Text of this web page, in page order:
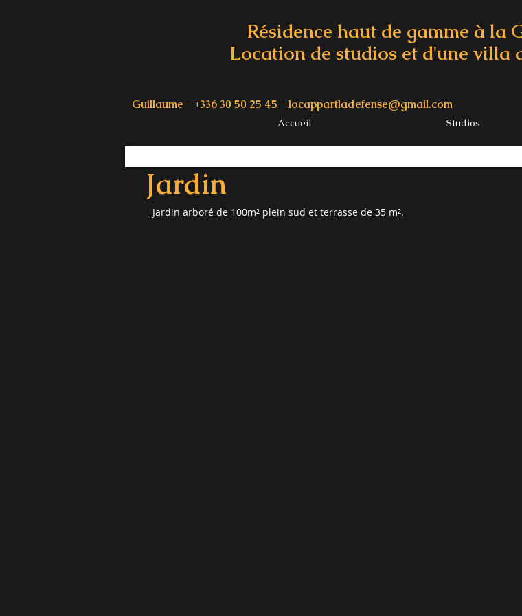
Résidence haut de gamme à la
Location de studios et d'une villa
Guillaume - +336 30 50 25 45 - locappartladefense@gmail.com
Accueil Studios
Jardin
Jardin arboré de 100m² plein sud et terrasse de 35 m².